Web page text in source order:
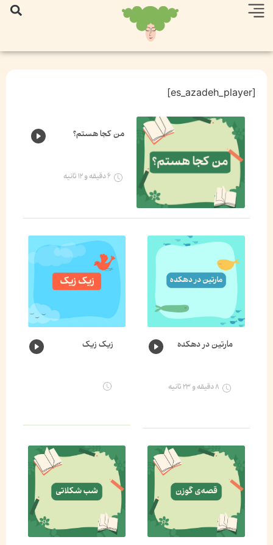
[es_azadeh_player]
من کجا هستم؟
۶ دقیقه و ۱۲ ثانیه
مارتین در دهکده
۸ دقیقه و ۲۳ ثانیه
زیک زیک